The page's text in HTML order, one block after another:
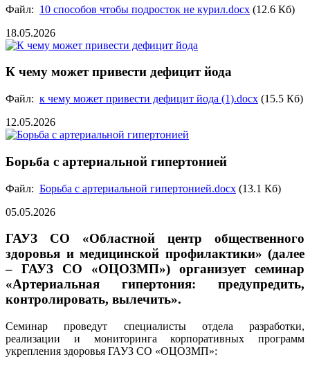
Файл: 10 способов чтобы подросток не курил.docx (12.6 Кб)
18.05.2026
К чему может привести дефицит йода
Файл: к чему может привести дефицит йода (1).docx (15.5 Кб)
12.05.2026
Борьба с артериальной гипертонией
Файл: Борьба с артериальной гипертонией.docx (13.1 Кб)
05.05.2026
ГАУЗ СО «Областной центр общественного
здоровья и медицинской профилактики» (далее
– ГАУЗ СО «ОЦОЗМП») организует семинар
«Артериальная гипертония: предупредить,
контролировать, вылечить».
Семинар проведут специалисты отдела разработки,
реализации и мониторинга корпоративных программ
укрепления здоровья ГАУЗ СО «ОЦОЗМП»: